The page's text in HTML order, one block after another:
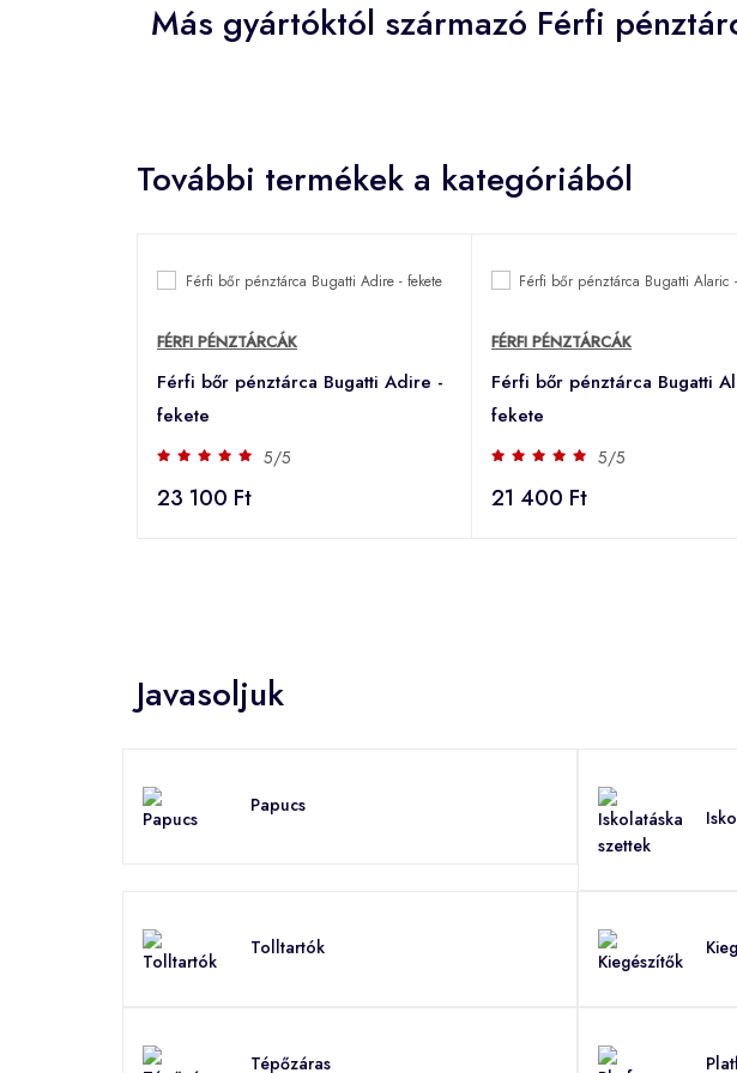
Más gyártóktól származó Férfi
További termékek a kategóriából
FÉRFI PÉNZTÁRCÁK
Férfi bőr pénztárca Bugatti Adire -
fekete
5/5
23 100 Ft
FÉRFI PÉNZTÁRCÁK
Férfi bőr pénztárca Bugatti
fekete
5/5
21 400 Ft
Javasoljuk
Papucs
Tolltartók
Tépőzáras